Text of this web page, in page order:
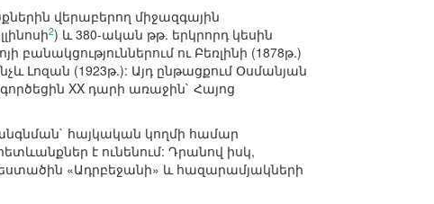
վերաբերող միջազգային
2) և 380-ական թթ. երկրորդ կեսին
ու Բեռլինի (1878թ.)
Լոզան (1923թ.): Այդ ընթացքում Օսմանյան
XX դարի առաջին` Հայոց
հայկական կողմի համար
է ունենում: Դրանով իսկ,
«Ադրբեջանի» և հազարամյակների